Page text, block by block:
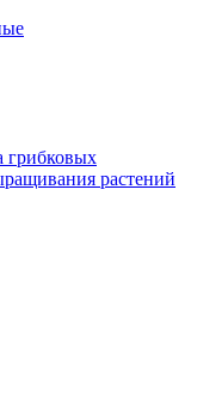
грибковых
растений